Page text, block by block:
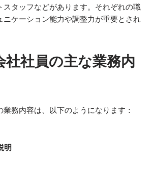
スタッフなどがあります。それぞれの職
ニケーション能力や調整力が重要とされ
社社員の主な業務内
業務内容は、以下のようになります：
明